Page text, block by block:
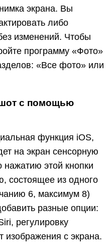
экрана. Вы
либо
изменений. Чтобы
программу «Фото»
«Все фото» или
с помощью
функция iOS,
на экран сенсорную
этой кнопки
состоящее из одного
6, максимум 8)
разные опции:
регулировку
изображения с экрана.